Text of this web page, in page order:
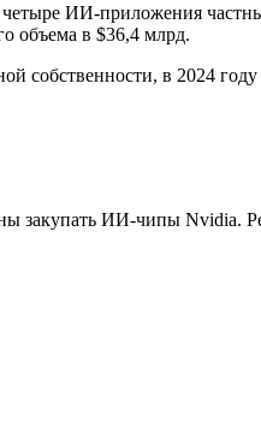
четыре ИИ-приложения
объема в $36,4 млрд.
собственности, в 2024
закупать ИИ-чипы Nvidia.